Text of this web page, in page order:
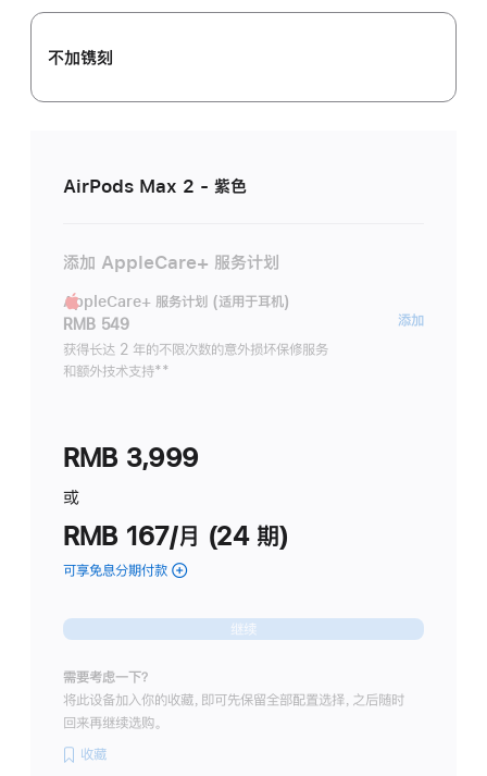
不加镌刻
AirPods Max 2 - 紫色
添加 AppleCare+ 服务计划
AppleCare+ 服务计划 (适用于耳机)
RMB 549
获得长达 2 年的不限次数的意外损坏保修服务
和额外技术支持脚
**
添加
RMB 3,999
或
RMB 167/月 (24 期)
可享免息分期付款 (AirPods Max 2
紫
色
分
继续
需要考虑一下？
将此设备加入你的收藏，即可先保留全部配置选择，之后随时
回来再继续选购。
收藏